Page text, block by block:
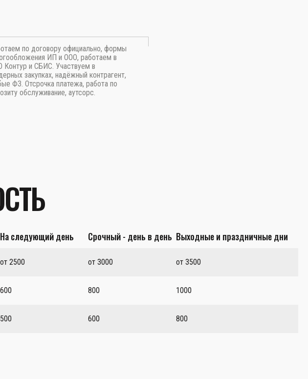
по договору официально, формы
ИП и ООО, работаем в
Контур и СБИС. Участвуем в
закупках, надёжный контрагент,
ФЗ. Отсрочка платежа, работа по
обслуживание, аутсорс.
На следующий день Срочный - день в день Выходные и праздничные дни
от 2500 от 3000 от 3500
600 800 1000
500 600 800